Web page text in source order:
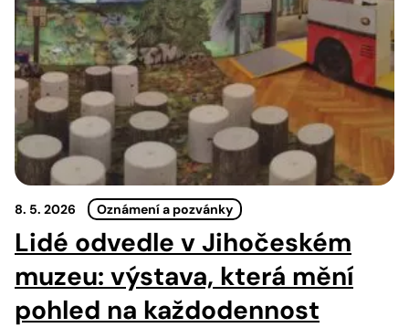
8. 5. 2026 Oznámení a pozvánky
Lidé odvedle v Jihočeském
muzeu: výstava, která mění
pohled na každodennost